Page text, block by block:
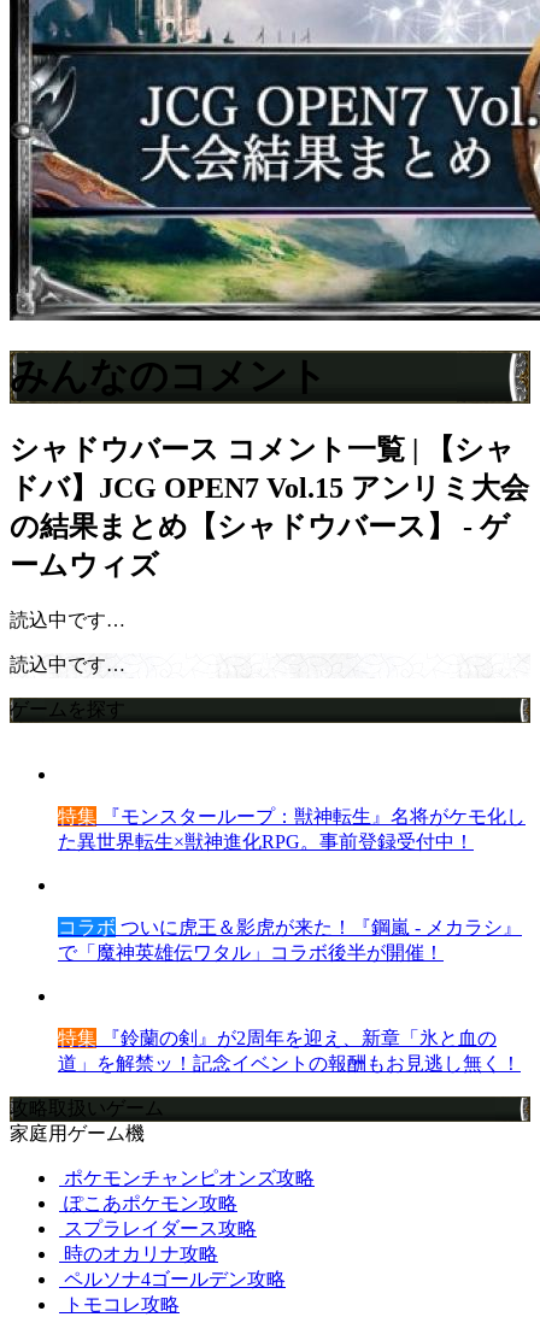
みんなのコメント
シャドウバース コメント一覧 | 【シャ
ドバ】JCG OPEN7 Vol.15 アンリミ大会
の結果まとめ【シャドウバース】 - ゲ
ームウィズ
読込中です…
読込中です…
ゲームを探す
特集 『モンスターループ：獣神転生』名将がケモ化し
た異世界転生×獣神進化RPG。事前登録受付中！
コラボ ついに虎王＆影虎が来た！『鋼嵐 - メカラシ』
で「魔神英雄伝ワタル」コラボ後半が開催！
特集 『鈴蘭の剣』が2周年を迎え、新章「氷と血の
道」を解禁ッ！記念イベントの報酬もお見逃し無く！
攻略取扱いゲーム
家庭用ゲーム機
ポケモンチャンピオンズ攻略
ぽこあポケモン攻略
スプラレイダース攻略
時のオカリナ攻略
ペルソナ4ゴールデン攻略
トモコレ攻略